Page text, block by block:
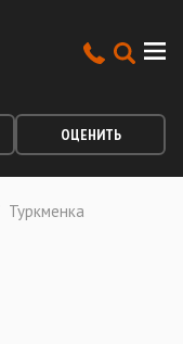
ОЦЕНИТЬ
Туркменка